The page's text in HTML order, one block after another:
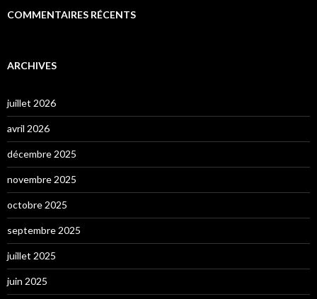
COMMENTAIRES RÉCENTS
ARCHIVES
juillet 2026
avril 2026
décembre 2025
novembre 2025
octobre 2025
septembre 2025
juillet 2025
juin 2025